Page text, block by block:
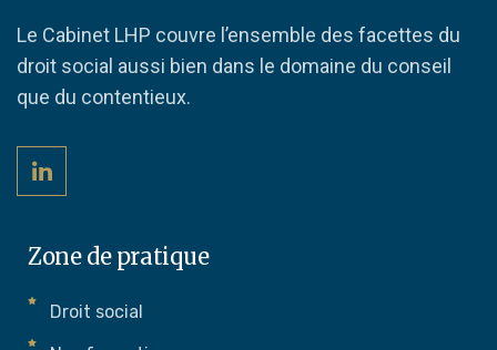
Le Cabinet LHP couvre l’ensemble des facettes du
droit social aussi bien dans le domaine du conseil
que du contentieux.
Zone de pratique
Droit social